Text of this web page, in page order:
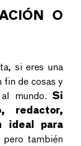
O
si eres una
fin de cosas y
mundo. Si
redactor,
ideal para
pero también